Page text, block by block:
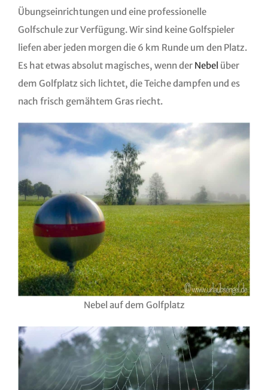
Übungseinrichtungen und eine professionelle
Golfschule zur Verfügung. Wir sind keine Golfspieler
liefen aber jeden morgen die 6 km Runde um den Platz.
Es hat etwas absolut magisches, wenn der Nebel über
dem Golfplatz sich lichtet, die Teiche dampfen und es
nach frisch gemähtem Gras riecht.
Nebel auf dem Golfplatz